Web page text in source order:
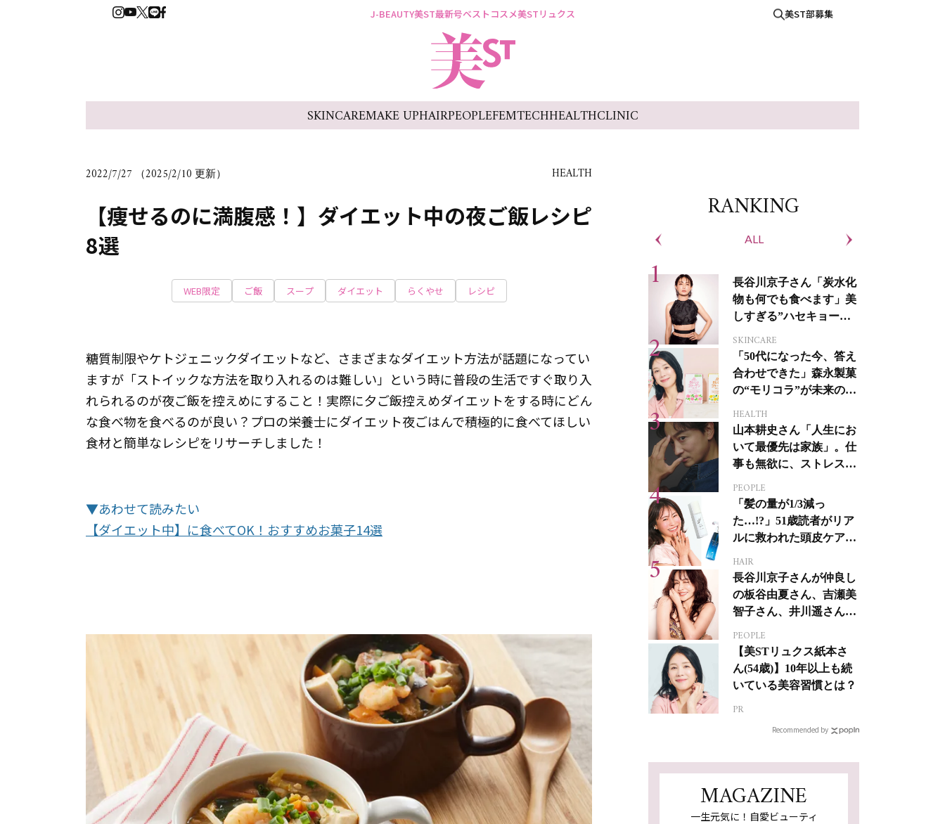
J-BEAUTY美ST最新号ベストコスメ美STリュクス 美ST部募集
SKINCAREMAKE UPHAIRPEOPLEFEMTECHHEALTHCLINIC
2022/7/27 （2025/2/10 更新） HEALTH
【痩せるのに満腹感！】ダイエット中の夜ご飯レシピ
8選
WEB限定 ご飯 スープ ダイエット らくやせ レシピ
糖質制限やケトジェニックダイエットなど、さまざまなダイエット方法が話題になってい
ますが「ストイックな方法を取り入れるのは難しい」という時に普段の生活ですぐ取り入
れられるのが夜ご飯を控えめにすること！実際に夕ご飯控えめダイエットをする時にどん
な食べ物を食べるのが良い？プロの栄養士にダイエット夜ごはんで積極的に食べてほしい
食材と簡単なレシピをリサーチしました！
▼あわせて読みたい
【ダイエット中】に食べてOK！おすすめお菓子14選
RANKING
ALL
長谷川京子さん「炭水化
物も何でも食べます」美
しすぎる”ハセキョーボ
SKINCARE
「50代になった今、答え
合わせできた」森永製菓
の“モリコラ”が未来のキ
HEALTH
山本耕史さん「人生にお
いて最優先は家族」。仕
事も無欲に、ストレスを
PEOPLE
「髪の量が1/3減っ
た…!?」51歳読者がリア
ルに救われた頭皮ケア3
HAIR
長谷川京子さんが仲良し
の板谷由夏さん、吉瀬美
智子さん、井川遥さんと
PEOPLE
【美STリュクス紙本さ
ん(54歳)】10年以上も続
いている美容習慣とは？
PR
Recommended by
MAGAZINE
一生元気に！自愛ビューティ